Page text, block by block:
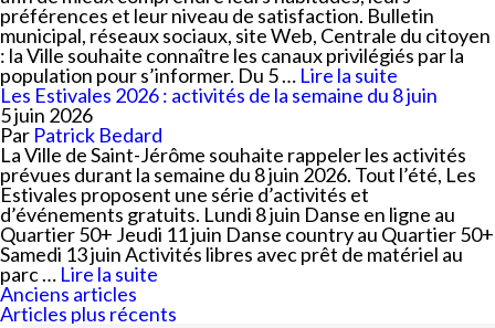
préférences et leur niveau de satisfaction. Bulletin
municipal, réseaux sociaux, site Web, Centrale du citoyen
: la Ville souhaite connaître les canaux privilégiés par la
population pour s’informer. Du 5 … Lire la suite
Les Estivales 2026 : activités de la semaine du 8 juin
5 juin 2026
Par Patrick Bedard
La Ville de Saint-Jérôme souhaite rappeler les activités
prévues durant la semaine du 8 juin 2026. Tout l’été, Les
Estivales proposent une série d’activités et
d’événements gratuits. Lundi 8 juin Danse en ligne au
Quartier 50+ Jeudi 11 juin Danse country au Quartier 50+
Samedi 13 juin Activités libres avec prêt de matériel au
parc … Lire la suite
Navigation
des
Anciens articles
Articles plus récents